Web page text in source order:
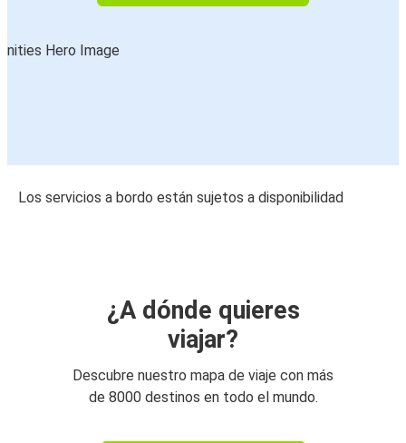
Los servicios a bordo están sujetos a disponibilidad
¿A dónde quieres
viajar?
Descubre nuestro mapa de viaje con más
de 8000 destinos en todo el mundo.